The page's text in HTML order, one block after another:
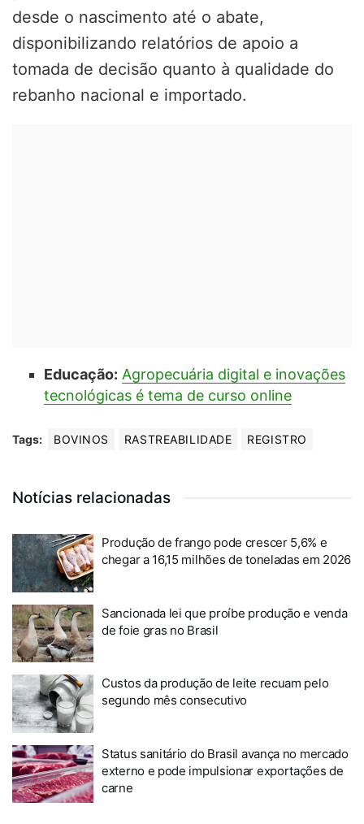
desde o nascimento até o abate,
disponibilizando relatórios de apoio a
tomada de decisão quanto à qualidade do
rebanho nacional e importado.
Educação: Agropecuária digital e inovações
tecnológicas é tema de curso online
Tags: BOVINOS RASTREABILIDADE REGISTRO
Notícias relacionadas
Produção de frango pode crescer 5,6% e
chegar a 16,15 milhões de toneladas em 2026
Sancionada lei que proíbe produção e venda
de foie gras no Brasil
Custos da produção de leite recuam pelo
segundo mês consecutivo
Status sanitário do Brasil avança no mercado
externo e pode impulsionar exportações de
carne